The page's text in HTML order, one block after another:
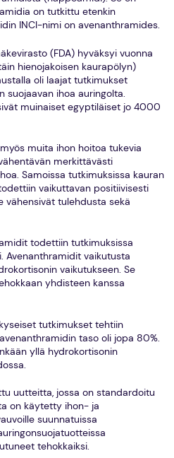
on tutkittu etenkin
INCI-nimi on avenanthramides.
(FDA) hyväksyi vuonna
hienojakoisen kaurapölyn)
oli laajat tutkimukset
suojaavan ihoa auringolta.
muinaiset egyptiläiset jo 4000
muita ihon hoitoa tukevia
merkittävästi
Samoissa tutkimuksissa kauran
vaikuttavan positiivisesti
vähensivät tulehdusta sekä
todettiin tutkimuksissa
Avenanthramidit vaikutusta
vaikutukseen. Se
yhdisteen kanssa
tutkimukset tehtiin
taso oli jopa 80%.
yllä hydrokortisonin
uutteitta, jossa on standardoitu
on käytetty ihon- ja
suunnatuissa
tehokkaiksi.